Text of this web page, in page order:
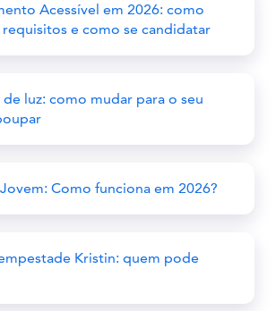
Acessível em 2026: como
e como se candidatar
luz: como mudar para o seu
Como funciona em 2026?
Kristin: quem pode